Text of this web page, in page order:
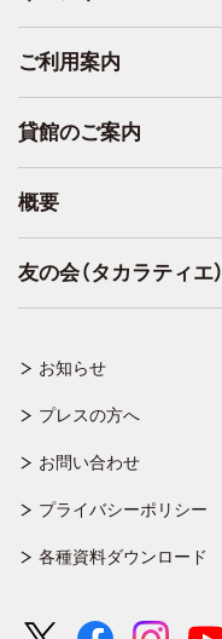
お知らせ
プレスの方へ
お問い合わせ
プライバシーポリシー
各種資料ダウンロード
ご利用案内
貸館のご案内
概要
友の会（タカラティエ）